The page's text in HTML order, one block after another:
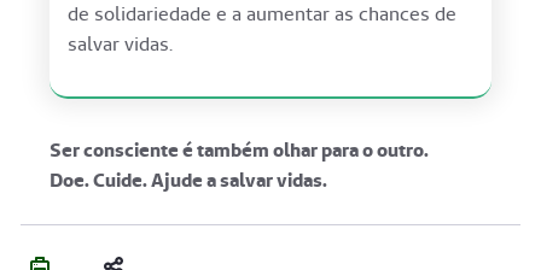
de solidariedade e a aumentar as chances de
salvar vidas.
Ser consciente é também olhar para o outro.
Doe. Cuide. Ajude a salvar vidas.